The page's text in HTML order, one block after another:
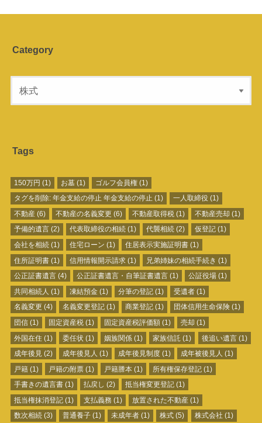
Category
Tags
150万円 (1) お墓 (1) ゴルフ会員権 (1)
タグを削除: 年金支給の停止 年金支給の停止 (1) 一人取締役 (1)
不動産(6) 不動産の名義変更 (6) 不動産取得税 (1) 不動産売却 (1)
予備的遺言(2) 代表取締役の相続 (1) 代襲相続 (2) 仮登記 (1)
会社を相続(1) 住宅ローン (1) 住居表示実施証明書 (1)
住所証明書(1) 信用情報開示請求 (1) 兄弟姉妹の相続手続き (1)
公正証書遺言(4) 公正証書遺言・自筆証書遺言 (1) 公証役場 (1)
共同相続人 (1) 凍結預金 (1) 分筆の登記 (1) 受遺者 (1)
名義変更 (4) 名義変更登記 (1) 商業登記 (1) 団体信用生命保険 (1)
団信(1) 固定資産税 (1) 固定資産税評価額 (1) 売却 (1)
外国在住(1) 委任状 (1) 姻族関係 (1) 家族信託 (1) 後追い遺言(1)
成年後見(2) 成年後見人 (1) 成年後見制度 (1) 成年被後見人 (1)
戸籍(1) 戸籍の附票 (1) 戸籍謄本 (1) 所有権保存登記 (1)
手書きの遺言書(1) 払戻し (2) 抵当権変更登記 (1)
抵当権抹消登記(1) 支払義務 (1) 放置された不動産 (1)
数次相続(3) 普通養子 (1) 未成年者 (1) 株式 (5) 株式会社 (1)